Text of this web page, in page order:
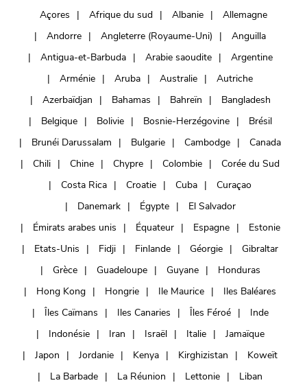
Açores Afrique du sud Albanie
Allemagne
Andorre
Angleterre (Royaume-Uni)
Anguilla
Antigua-et-Barbuda
Arabie saoudite
Argentine
Arménie
Aruba Australie
Autriche
Azerbaïdjan
Bahamas Bahreïn
Bangladesh
Belgique
Bolivie Bosnie-Herzégovine
Brésil
Brunéi Darussalam
Bulgarie Cambodge
Canada
Chili
Chine Chypre Colombie
Corée du Sud
Costa Rica
Croatie Cuba
Curaçao
Danemark
Égypte
El Salvador
Émirats arabes unis
Équateur Espagne
Estonie
Etats-Unis
Fidji Finlande Géorgie
Gibraltar
Grèce
Guadeloupe Guyane
Honduras
Hong Kong
Hongrie Ile Maurice
Iles Baléares
Îles Caïmans
Iles Canaries Îles Féroé
Inde
Indonésie
Iran Israël Italie
Jamaïque
Japon
Jordanie Kenya Kirghizistan
Koweït
La Barbade
La Réunion Lettonie
Liban